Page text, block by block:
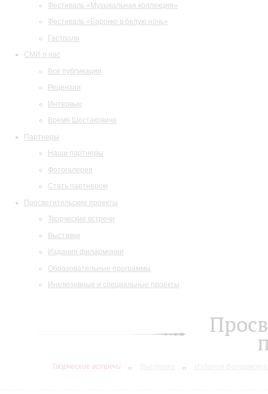
Фестиваль «Музыкальная коллекция»
Фестиваль «Барокко в белую ночь»
Гастроли
СМИ о нас
Все публикации
Рецензии
Интервью
Время Шостаковича
Партнеры
Наши партнеры
Фотогалерея
Стать партнером
Просветительские проекты
Творческие встречи
Выставки
Издания филармонии
Образовательные программы
Инклюзивные и специальные проекты
Творческие встречи